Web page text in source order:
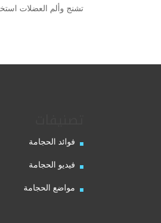
تشنج وألم العضلات
فوائد الحجامة
فيديو الحجامة
مواضع الحجامة